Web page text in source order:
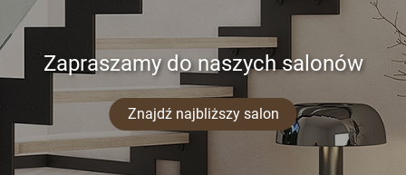
Zapraszamy do naszych salonów
Znajdź najbliższy salon